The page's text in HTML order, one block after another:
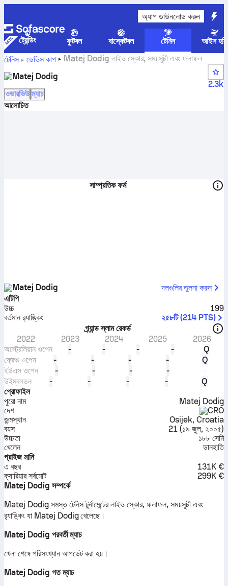
অ্যাপ ডাউনলোড করুন
ট্রেন্ডিং ফুটবল বাস্কেটবল টেনিস
আইস হকি
টেনিস
ডেভিস কাপ
Matej Dodig লাইভ স্কোর, সময়সূচী এবং ফলাফল
Matej Dodig
2.3k
ওভারভিউ ম্যাচ
আলোচিত
সাম্প্রতিক ফর্ম
Matej Dodig
দলগুলির তুলনা করুন
এটিপি
উচ্চ
199
বর্তমান র‍্যাঙ্কিং
২৫৮টি(214 PTS)
গ্র্যান্ড স্লাম রেকর্ড
2022
2023 2024 2025
2026
অস্ট্রেলিয়ান ওপেন
- - - -
Q
ফ্রেঞ্চ ওপেন
- - - -
Q
ইউএস ওপেন
- - -
-
উইম্বলডন
- - - -
Q
প্রোফাইল
পুরো নাম
Matej Dodig
দেশ
CRO
জন্মস্থান
Osijek, Croatia
বয়স
21 (১৯ জুল, ২০০৫)
উচ্চতা
১৮৮ সেমি
খেলেন
ডানহাতি
প্রাইজ মানি
এ বছর
131K €
ক্যারিয়ার সর্বমোট
299K €
Matej Dodig সম্পর্কে
Matej Dodig সমস্ত টেনিস টুর্নামেন্টের লাইভ স্কোর, ফলাফল, সময়সূচী এবং
ব়্যাঙ্কিং যা Matej Dodig খেলেছে।
Matej Dodig পরবর্তী ম্যাচ
খেলা শেষে পরিসংখ্যান আপডেট করা হয়।
Matej Dodig গত ম্যাচ